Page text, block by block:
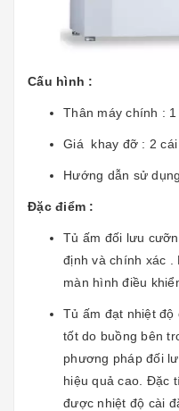
Cấu hình :
Thân máy chính : 1
Giá khay đỡ : 2 cái
Hướng dẫn sử
Đặc điểm :
Tủ ấm đối lưu
định và chính xác
màn hình điều
Tủ ấm đạt nhiệt độ
tốt do buồng bên
phương pháp đối
hiệu quả cao. Đặc
được nhiệt độ cài